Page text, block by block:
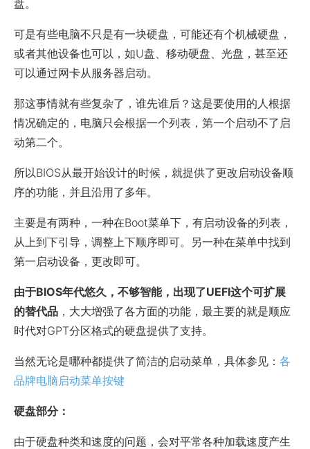
盘。
可是有些电脑不只是有一块硬盘，可能还有个机械硬盘，
或者其他设备也可以，如U盘、移动硬盘、光盘，甚至还
可以通过网卡从服务器启动。
那这事情就有些复杂了，谁先谁后？这是要使用的人根据
情况确定的，电脑只会根据一个列表，第一个启动不了启
动第二个。
所以BIOS从最开始设计的时候，就提供了更改启动设备顺
序的功能，并且沿用了多年。
主要是有两种，一种在Boot菜单下，有启动设备的列表，
从上到下引导，调整上下顺序即可。另一种在菜单中找到
第一启动设备，更改即可。
由于BIOS年代悠久，不够智能，出现了UEFI这个可扩展
的替代品 ，大大增强了各方面的功能，最主要的就是顺应
时代对GPT分区格式的硬盘提供了支持。
当然无论是哪种都提供了简洁的启动菜单，具体参见： 各
品牌电脑启动菜单按键
硬盘部分：
由于硬盘种类和速度的问题，会对平常各种加载速度产生